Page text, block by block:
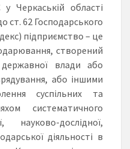
Черкаській області
ст. 62 Господарського
підприємство – це
створений
влади або
або іншими
суспільних та
систематичного
науково-дослідної,
діяльності в